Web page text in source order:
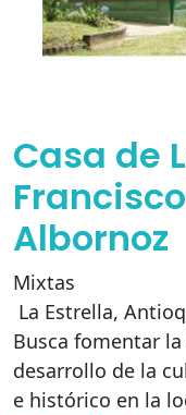
Casa de
Albornoz
Mixtas
La Estrella,
Busca fomentar
desarrollo de la
e histórico en la